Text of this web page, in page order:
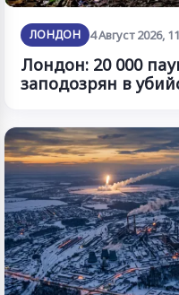
ЛОНДОН 4 Август 2026,
Лондон: 20 000
заподозрян в